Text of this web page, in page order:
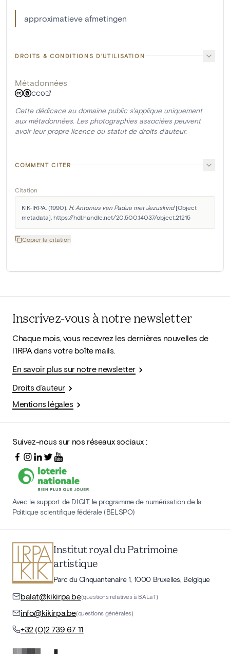
approximatieve afmetingen
DROITS & CONDITIONS D'UTILISATION
Métadonnées
CC0
Cette dédicace au domaine public s'applique uniquement
aux métadonnées. Les photographies associées peuvent
avoir leur propre licence ou statut de droits d'auteur.
COMMENT CITER
Citation
KIK-IRPA. (1990). H. Antonius van Padua met Jezuskind [Object
metadata]. https://hdl.handle.net/20.500.14037/object.21215
Copier la citation
Inscrivez-vous à notre newsletter
Chaque mois, vous recevrez les dernières nouvelles de
l'IRPA dans votre boîte mails.
En savoir plus sur notre newsletter
Droits d'auteur
Mentions légales
Suivez-nous sur nos réseaux sociaux :
Avec le support de DIGIT, le programme de numérisation de la
Politique scientifique fédérale (BELSPO)
Institut royal du Patrimoine
artistique
Parc du Cinquantenaire 1, 1000 Bruxelles, Belgique
balat@kikirpa.be(questions relatives à BALaT)
info@kikirpa.be(questions générales)
+32 (0)2 739 67 11